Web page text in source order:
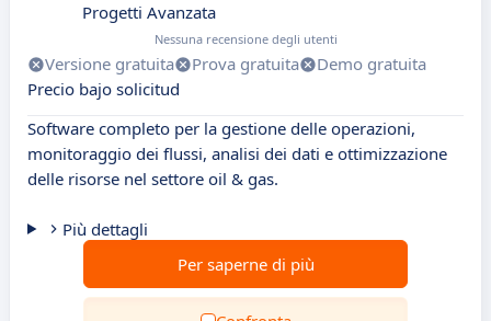
Progetti Avanzata
Nessuna recensione degli utenti
Versione gratuita Prova gratuita
Demo gratuita
Precio bajo solicitud
Software completo per la gestione delle operazioni,
monitoraggio dei flussi, analisi dei dati e ottimizzazione
delle risorse nel settore oil & gas.
Più dettagli
Per saperne di più